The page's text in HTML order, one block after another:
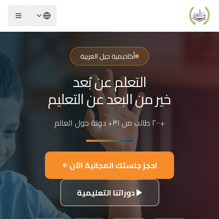
أكاديمية جيل العربية – Jeel Alarabiya Academy
أكاديمية جيل العربية هي منصة تعليمية عبر الإنترنت تأسست عام 2023، متخصصة في تعليم اللغة العربية وتجويد القرآن الكريم والتربية الإسلامية والعلوم للأطفال والبالغين من مختلف أنحاء العالم.
ما الذي تقدمه الأكاديمية؟
تعليم اللغة العربية للناطقين بها وغير الناطقين بها
تجويد وحفظ القرآن الكريم مع إجازات معتمدة
الدراسات الإسلامية والتربية الدينية
اللغة الإنجليزية والفرنسية
البرمجة وعلم الفلك والفنون
تفاصيل الدراسة
الفئات العمرية المستهدفة: من 4 سنوات حتى البالغين
شكل التعليم: مجموعات صغيرة 3-5 طلاب، أو حصص فردية
اللغات المستخدمة في التدريس: العربية، التركية، الإنجليزية، الفرنسية
الشريحة 2 من 4: التعلم عن بُعد خير من البعد عن التعليم
أكاديمية جيل العربية
التعلم عن بُعد
خير من البعد عن التعليم
+٢٠٠٠ طالب من ٣١+ دولة حول العالم
احجز جلستك المجانية الآن
دوراتنا التعليمية